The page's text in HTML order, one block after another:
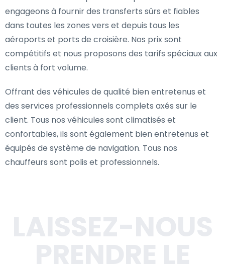
engageons à fournir des transferts sûrs et fiables
dans toutes les zones vers et depuis tous les
aéroports et ports de croisière. Nos prix sont
compétitifs et nous proposons des tarifs spéciaux aux
clients à fort volume.
Offrant des véhicules de qualité bien entretenus et
des services professionnels complets axés sur le
client. Tous nos véhicules sont climatisés et
confortables, ils sont également bien entretenus et
équipés de système de navigation. Tous nos
chauffeurs sont polis et professionnels.